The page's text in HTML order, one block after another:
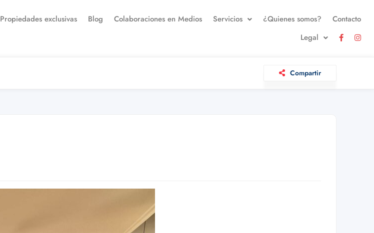
Propiedades exclusivas Blog Colaboraciones en Medios Servicios ¿Quienes somos?
Contacto
Legal
Compartir